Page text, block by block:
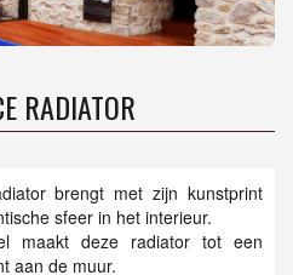
RADIATOR
brengt met zijn kunstprint
sfeer in het interieur.
maakt deze radiator tot een
aan de muur.